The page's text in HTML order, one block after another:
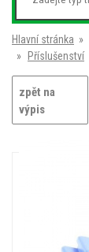
Hlavní stránka »
»
Příslušenství
zpět na
výpis